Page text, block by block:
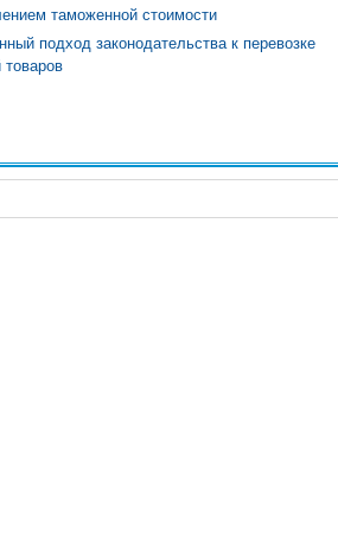
таможенной стоимости
подход законодательства к перевозке
товаров